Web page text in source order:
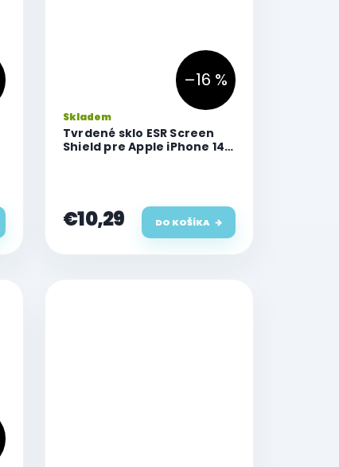
–16 %
Tvrdené sklo ESR Screen
Shield pre Apple iPhone 14
Skladem
€10,29 DO KOŠÍKA